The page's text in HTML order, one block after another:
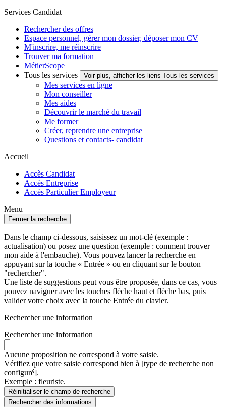
Services Candidat
Rechercher des offres
Espace personnel, gérer mon dossier, déposer mon CV
M'inscrire, me réinscrire
Trouver ma formation
MétierScope
Tous les services
Voir plus, afficher les liens Tous les services
Mes services en ligne
Mon conseiller
Mes aides
Découvrir le marché du travail
Me former
Créer, reprendre une entreprise
Questions et contacts- candidat
Accueil
Accès Candidat
Accès Entreprise
Accès Particulier Employeur
Menu
Fermer la recherche
Dans le champ ci-dessous, saisissez un mot-clé (exemple :
actualisation) ou posez une question (exemple : comment trouver
mon aide à l'embauche). Vous pouvez lancer la recherche en
appuyant sur la touche « Entrée » ou en cliquant sur le bouton
"rechercher".
Une liste de suggestions peut vous être proposée, dans ce cas, vous
pouvez naviguer avec les touches flèche haut et flèche bas, puis
valider votre choix avec la touche Entrée du clavier.
Rechercher une information
Rechercher une information
Aucune proposition ne correspond à votre saisie.
Vérifiez que votre saisie correspond bien à [type de recherche non
configuré].
Exemple : fleuriste.
Réinitialiser le champ de recherche
Rechercherdes informations